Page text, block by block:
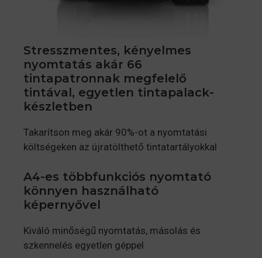
Stresszmentes, kényelmes
nyomtatás akár 66
tintapatronnak megfelelő
tintával, egyetlen tintapalack-
készletben
Takarítson meg akár 90%-ot a nyomtatási
költségeken az újratölthető tintatartályokkal
A4-es többfunkciós nyomtató
könnyen használható
képernyővel
Kiváló minőségű nyomtatás, másolás és
szkennelés egyetlen géppel